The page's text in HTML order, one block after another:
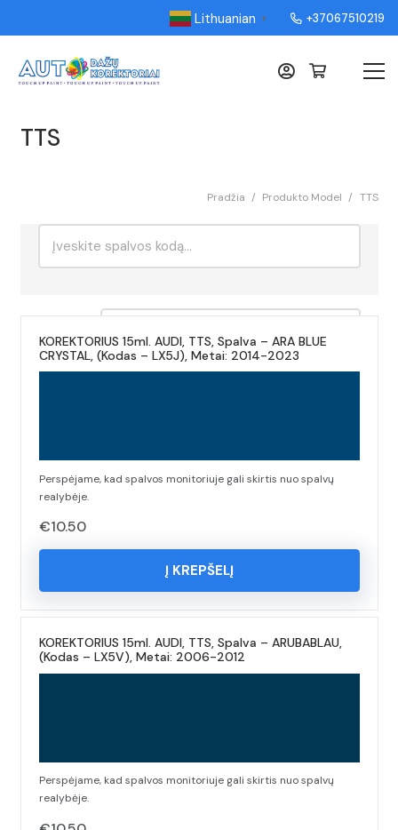
Lithuanian ▼ +37067510219
TTS
Pradžia / Produkto Model / TTS
KOREKTORIUS 15ml. AUDI, TTS, Spalva – ARA BLUE
CRYSTAL, (Kodas – LX5J), Metai: 2014-2023
Perspėjame, kad spalvos monitoriuje gali skirtis nuo spalvų
realybėje.
€10.50
Į KREPŠELĮ
KOREKTORIUS 15ml. AUDI, TTS, Spalva – ARUBABLAU,
(Kodas – LX5V), Metai: 2006-2012
Perspėjame, kad spalvos monitoriuje gali skirtis nuo spalvų
realybėje.